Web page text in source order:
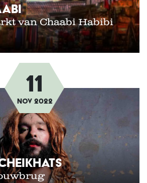
van Chaabi Habibi
11
nov 2022